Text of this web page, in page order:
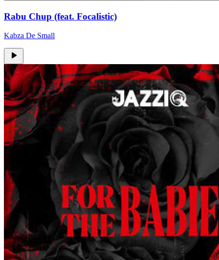
Rabu Chup (feat. Focalistic)
Kabza De Small